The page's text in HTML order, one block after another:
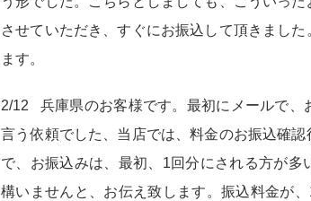
させていただき、すぐにお振込して頂きまし
ます。
2/12 兵庫県のお客様です。最初にメールで、
言う依頼でした、当店では、料金のお振込確
で、お振込みは、最初、1回分にされる方が
構いませんと、お伝え致します。振込料金が